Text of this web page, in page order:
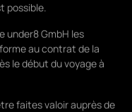
possible.
under8 GmbH les
au contrat de la
le début du voyage à
faites valoir auprès de